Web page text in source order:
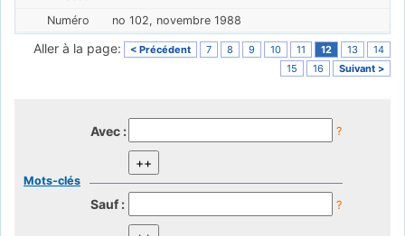
no 102, novembre 1988
Aller à la page: < Précédent 7 8 9 10 11 12 13
14
15
16 Suivant >
Mots-clés
Avec : ?
Sauf : ?